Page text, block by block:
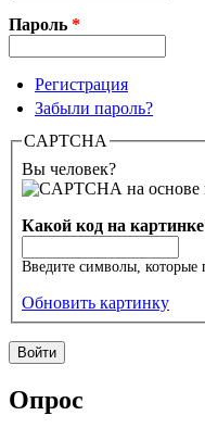
Пароль *
Регистрация
Забыли пароль?
CAPTCHA
Вы человек?
Какой код на
Введите символы, которые
Обновить картинку
Опрос